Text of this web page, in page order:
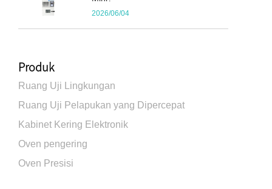
2026/06/04
Produk
Ruang Uji Lingkungan
Ruang Uji Pelapukan yang Dipercepat
Kabinet Kering Elektronik
Oven pengering
Oven Presisi